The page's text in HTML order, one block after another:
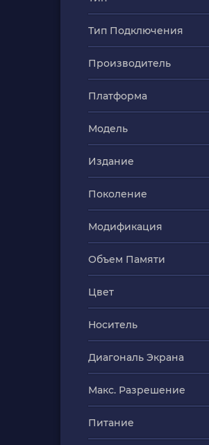
Тип Подключения
Производитель
Платформа
Модель
Издание
Поколение
Модификация
Объем Памяти
Цвет
Носитель
Диагональ Экрана
Макс. Разрешение
Питание